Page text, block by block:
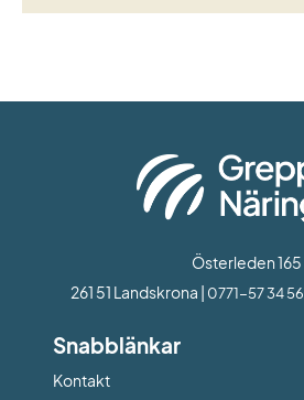
Österleden 165
261 51 Landskrona | 0771-57 34 56
Snabblänkar
Kontakt